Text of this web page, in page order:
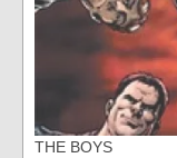
THE BOYS